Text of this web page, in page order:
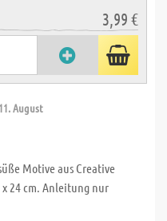
3,99 €
August
Motive aus Creative
x 24 cm. Anleitung nur